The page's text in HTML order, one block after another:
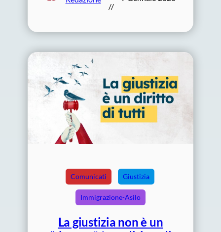
//
Comunicati Giustizia
Immigrazione-Asilo
La giustizia non è un